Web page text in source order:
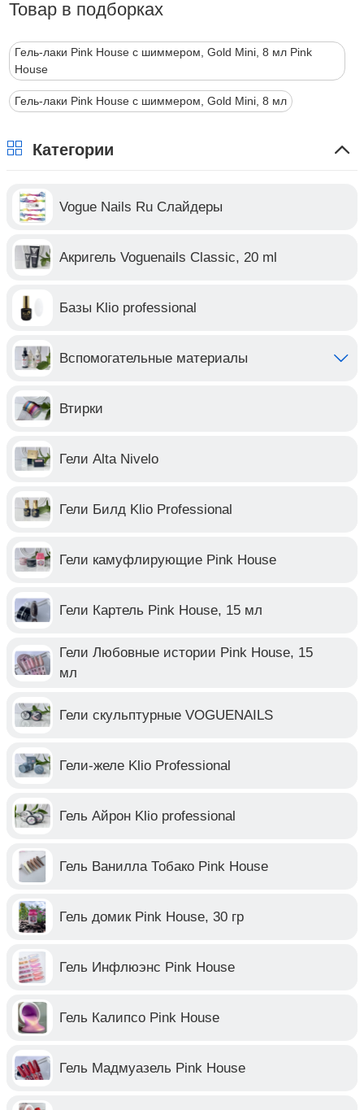
Товар в подборках
Гель-лаки Pink House с шиммером, Gold Mini, 8 мл Pink
House
Гель-лаки Pink House с шиммером, Gold Mini, 8 мл
Категории
Vogue Nails Ru Слайдеры
Акригель Voguenails Classic, 20 ml
Базы Klio professional
Вспомогательные материалы
Втирки
Гели Alta Nivelo
Гели Билд Klio Professional
Гели камуфлирующие Pink House
Гели Картель Pink House, 15 мл
Гели Любовные истории Pink House, 15
мл
Гели скульптурные VOGUENAILS
Гели-желе Klio Professional
Гель Айрон Klio professional
Гель Ванилла Тобако Pink House
Гель домик Pink House, 30 гр
Гель Инфлюэнс Pink House
Гель Калипсо Pink House
Гель Мадмуазель Pink House